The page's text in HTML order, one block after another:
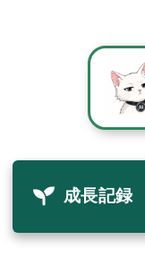
成長記録